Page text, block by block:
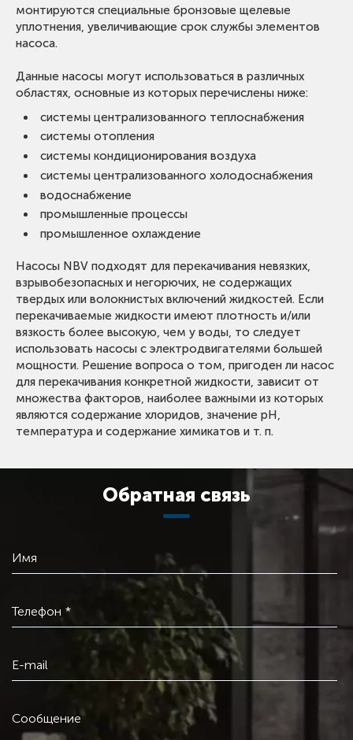
монтируются специальные бронзовые щелевые
уплотнения, увеличивающие срок службы элементов
насоса.
Данные насосы могут использоваться в различных
областях, основные из которых перечислены ниже:
системы централизованного теплоснабжения
системы отопления
системы кондиционирования воздуха
системы централизованного холодоснабжения
водоснабжение
промышленные процессы
промышленное охлаждение
Насосы NBV подходят для перекачивания невязких,
взрывобезопасных и негорючих, не содержащих
твердых или волокнистых включений жидкостей. Если
перекачиваемые жидкости имеют плотность и/или
вязкость более высокую, чем у воды, то следует
использовать насосы с электродвигателями большей
мощности. Решение вопроса о том, пригоден ли насос
для перекачивания конкретной жидкости, зависит от
множества факторов, наиболее важными из которых
являются содержание хлоридов, значение pH,
температура и содержание химикатов и т. п.
Макс. температура окр. среды:40 °C
Материал корпуса:
Размер напорного патрубка:DN 32 - DN 350
Материал рабочего колеса:чугун HT200
Стандарт электродвигателя: IEC
Номинальная мощность - Р2:
Частота питающей сети:50 Гц
Номинальный ток:1,4 – 554 А
Скорость вращения электродвигателя:
1450 / 960 об/мин
Количество полюсов:2 / 4 / 6
Класс изоляции (IEC 85):F
Класс энергоэффективности:IE3
Обратная связь
Имя
Телефон *
E-mail
Сообщение